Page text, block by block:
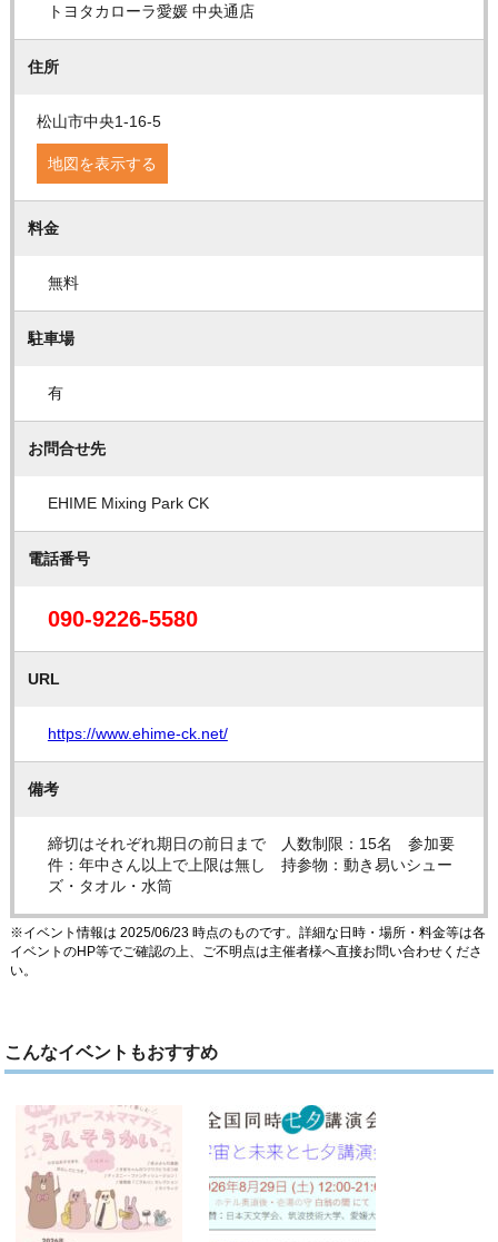
トヨタカローラ愛媛 中央通店
住所
松山市中央1-16-5
地図を表示する
料金
無料
駐車場
有
お問合せ先
EHIME Mixing Park CK
電話番号
090-9226-5580
URL
https://www.ehime-ck.net/
備考
締切はそれぞれ期日の前日まで 人数制限：15名 参加要
件：年中さん以上で上限は無し 持参物：動き易いシュー
ズ・タオル・水筒
※イベント情報は 2025/06/23 時点のものです。詳細な日時・場所・料金等は各
イベントのHP等でご確認の上、ご不明点は主催者様へ直接お問い合わせくださ
い。
こんなイベントもおすすめ